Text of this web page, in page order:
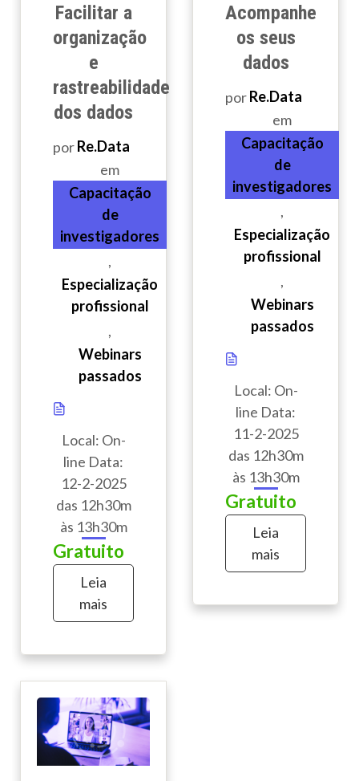
Facilitar a
organização
e
rastreabilidade
dos dados
porRe.Data
em
Capacitação
de
investigadores
,
Especialização
profissional
,
Webinars
passados
Local: On-
line Data:
12-2-2025
das 12h30m
às 13h30m
Gratuito
Leia
mais
Acompanhe
os seus
dados
porRe.Data
em
Capacitação
de
investigadores
,
Especialização
profissional
,
Webinars
passados
Local: On-
line Data:
11-2-2025
das 12h30m
às 13h30m
Gratuito
Leia
mais